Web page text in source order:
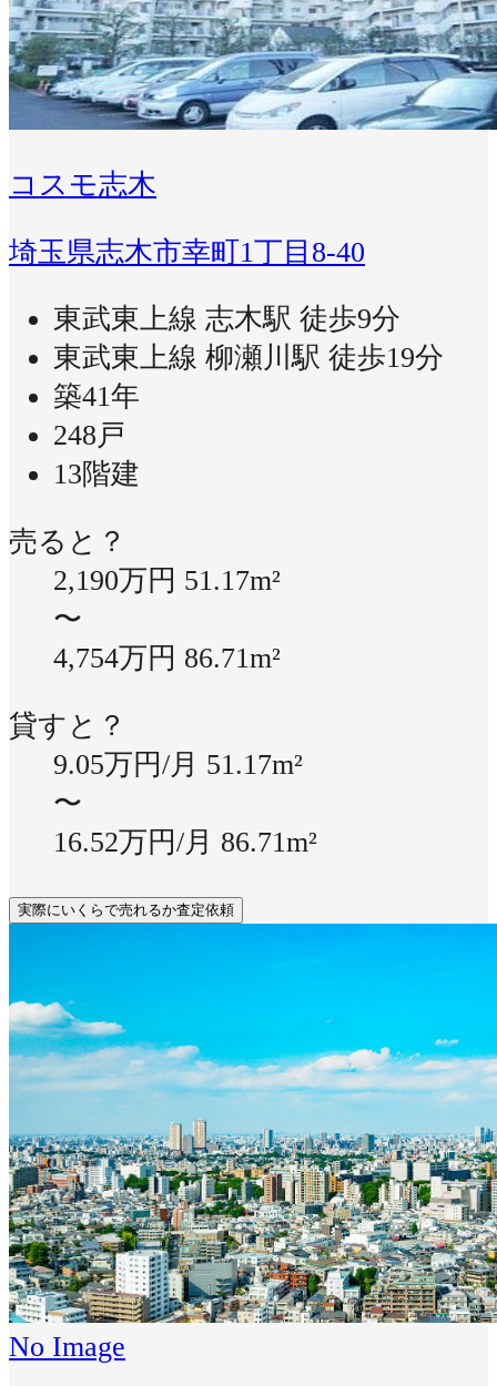
コスモ志木
埼玉県志木市幸町1丁目8-40
東武東上線 志木駅 徒歩9分
東武東上線 柳瀬川駅 徒歩19分
築41年
248戸
13階建
売ると？
2,190万円 51.17m²
〜
4,754万円 86.71m²
貸すと？
9.05万円/月 51.17m²
〜
16.52万円/月 86.71m²
実際にいくらで売れるか査定依頼
No Image